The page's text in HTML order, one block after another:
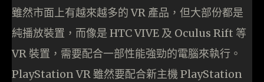
雖然市面上有越來越多的 VR 產品，但大部份都是
純播放裝置，而像是 HTC VIVE 及 Oculus Rift 等
VR 裝置，需要配合一部性能強勁的電腦來執行。
PlayStation VR 雖然要配合新主機 PlayStation